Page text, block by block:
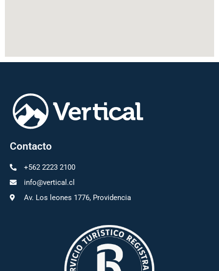
Contacto
+562 2223 2100
info@vertical.cl
Av. Los leones 1776, Providencia